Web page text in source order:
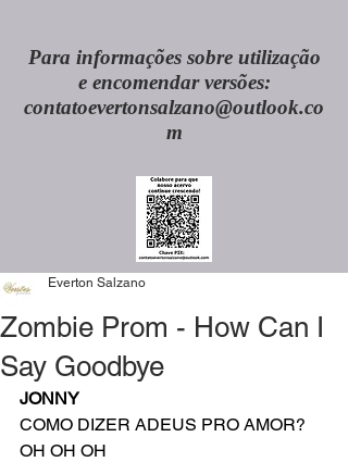
Para informações sobre utilização
e encomendar versões:
contatoevertonsalzano@outlook.co
m
Zombie Prom - How Can I
Say Goodbye
Everton Salzano
JONNY
COMO DIZER ADEUS PRO AMOR?
OH OH OH